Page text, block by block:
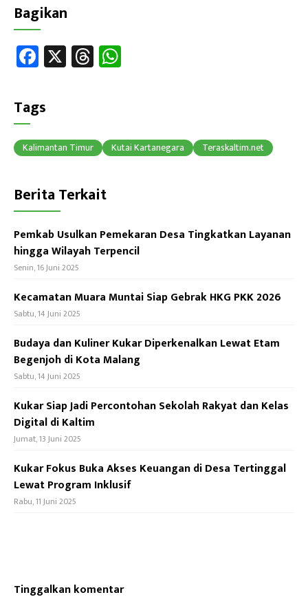
Bagikan
Fa
ce
b
o
ok
X T
hr
p
p
Tags
Kalimantan Timur Kutai Kartanegara Teraskaltim.net
Berita Terkait
Pemkab Usulkan Pemekaran Desa Tingkatkan Layanan
hingga Wilayah Terpencil
Senin, 16 Juni 2025
Kecamatan Muara Muntai Siap Gebrak HKG PKK 2026
Sabtu, 14 Juni 2025
Budaya dan Kuliner Kukar Diperkenalkan Lewat Etam
Begenjoh di Kota Malang
Sabtu, 14 Juni 2025
Kukar Siap Jadi Percontohan Sekolah Rakyat dan Kelas
Digital di Kaltim
Jumat, 13 Juni 2025
Kukar Fokus Buka Akses Keuangan di Desa Tertinggal
Lewat Program Inklusif
Rabu, 11 Juni 2025
Tinggalkan komentar